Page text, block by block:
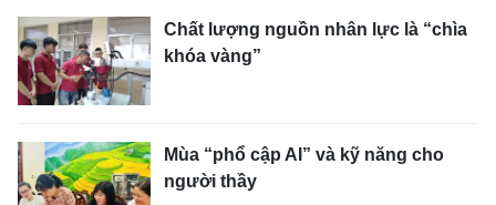
Chất lượng nguồn nhân lực là “chìa
khóa vàng”
Mùa “phổ cập AI” và kỹ năng cho
người thầy